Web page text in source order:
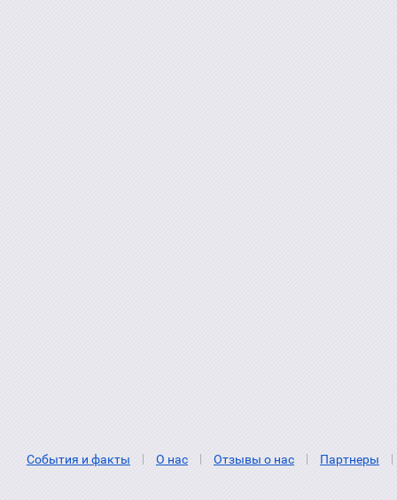
События и факты О нас Отзывы о нас Партнеры